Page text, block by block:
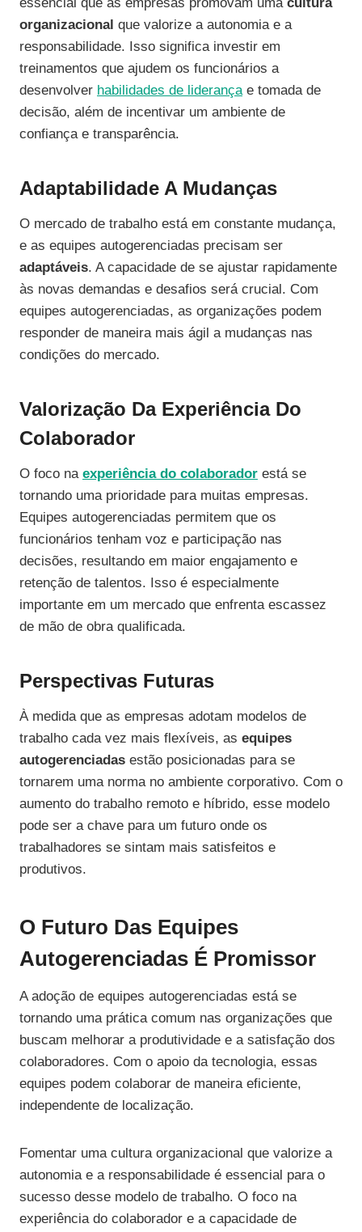
organizacional que valorize a autonomia e a
responsabilidade. Isso significa investir em
treinamentos que ajudem os funcionários a
desenvolver habilidades de liderançae tomada de
decisão, além de incentivar um ambiente de
confiança e transparência.
Adaptabilidade A Mudanças
O mercado de trabalho está em constante mudança,
e as equipes autogerenciadas precisam ser
adaptáveis. A capacidade de se ajustar rapidamente
às novas demandas e desafios será crucial. Com
equipes autogerenciadas, as organizações podem
responder de maneira mais ágil a mudanças nas
condições do mercado.
Valorização Da Experiência Do
Colaborador
O foco na experiência do colaborador está se
tornando uma prioridade para muitas empresas.
Equipes autogerenciadas permitem que os
funcionários tenham voz e participação nas
decisões, resultando em maior engajamento e
retenção de talentos. Isso é especialmente
importante em um mercado que enfrenta escassez
de mão de obra qualificada.
Perspectivas Futuras
À medida que as empresas adotam modelos de
trabalho cada vez mais flexíveis, as equipes
autogerenciadas estão posicionadas para se
tornarem uma norma no ambiente corporativo. Com o
aumento do trabalho remoto e híbrido, esse modelo
pode ser a chave para um futuro onde os
trabalhadores se sintam mais satisfeitos e
produtivos.
O Futuro Das Equipes
Autogerenciadas É Promissor
A adoção de equipes autogerenciadas está se
tornando uma prática comum nas organizações que
buscam melhorar a produtividade e a satisfação dos
colaboradores. Com o apoio da tecnologia, essas
equipes podem colaborar de maneira eficiente,
independente de localização.
Fomentar uma cultura organizacional que valorize a
autonomia e a responsabilidade é essencial para o
sucesso desse modelo de trabalho. O foco na
experiência do colaborador e a capacidade de